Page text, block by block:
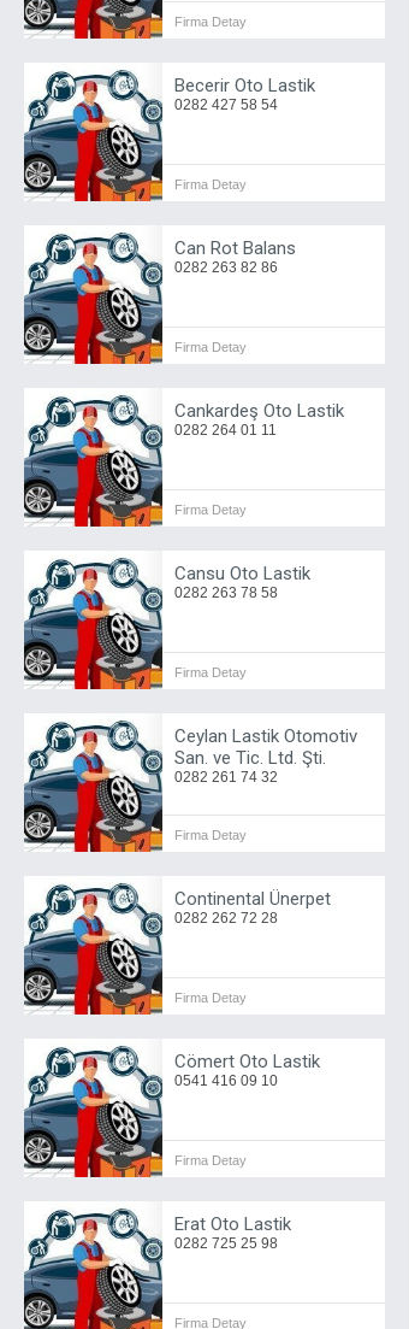
Firma Detay
Becerir Oto Lastik
0282 427 58 54
Firma Detay
Can Rot Balans
0282 263 82 86
Firma Detay
Cankardeş Oto Lastik
0282 264 01 11
Firma Detay
Cansu Oto Lastik
0282 263 78 58
Firma Detay
Ceylan Lastik Otomotiv
San. ve Tic. Ltd. Şti.
0282 261 74 32
Firma Detay
Continental Ünerpet
0282 262 72 28
Firma Detay
Cömert Oto Lastik
0541 416 09 10
Firma Detay
Erat Oto Lastik
0282 725 25 98
Firma Detay